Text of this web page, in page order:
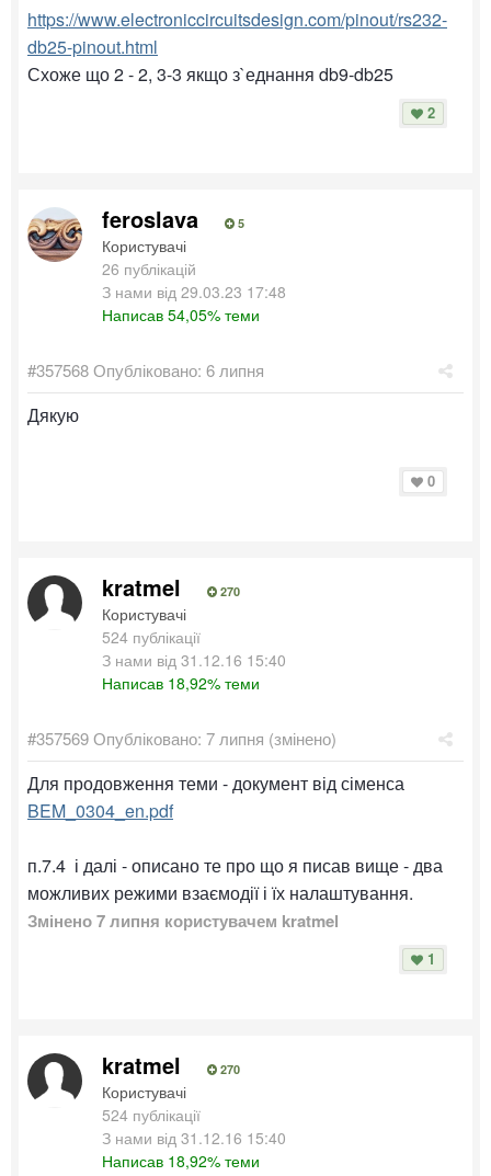
https://www.electroniccircuitsdesign.com/pinout/rs232-
db25-pinout.html
Схоже що 2 - 2, 3-3 якщо з`еднання db9-db25
2
feroslava 5
Користувачі
26 публікацій
З нами від 29.03.23 17:48
Написав 54,05% теми
#357568Опубліковано: 6 липня
Дякую
0
kratmel 270
Користувачі
524 публікації
З нами від 31.12.16 15:40
Написав 18,92% теми
#357569Опубліковано: 7 липня (змінено)
Для продовження теми - документ від сіменса
BEM_0304_en.pdf
п.7.4 і далі - описано те про що я писав вище - два
можливих режими взаємодії і їх налаштування.
Змінено7 липня користувачем kratmel
1
kratmel 270
Користувачі
524 публікації
З нами від 31.12.16 15:40
Написав 18,92% теми